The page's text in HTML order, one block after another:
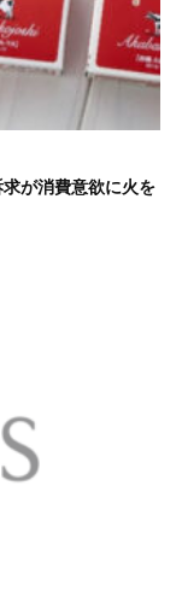
が消費意欲に火を